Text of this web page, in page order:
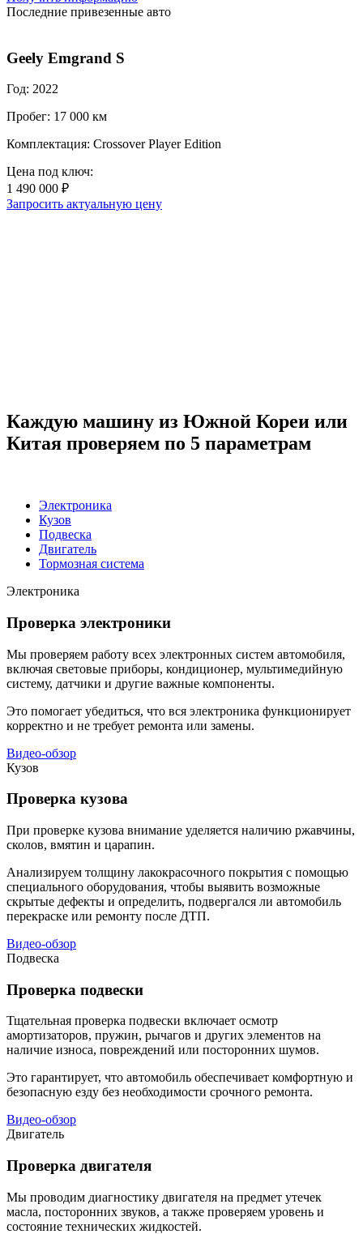
Последние привезенные авто
Geely Emgrand S
Год: 2022
Пробег: 17 000 км
Комплектация: Crossover Player Edition
Цена под ключ:
1 490 000 ₽
Запросить актуальную цену
Каждую машину из Южной Кореи или
Китая проверяем по 5 параметрам
Электроника
Кузов
Подвеска
Двигатель
Тормозная система
Электроника
Проверка электроники
Мы проверяем работу всех электронных систем автомобиля,
включая световые приборы, кондиционер, мультимедийную
систему, датчики и другие важные компоненты.
Это помогает убедиться, что вся электроника функционирует
корректно и не требует ремонта или замены.
Видео-обзор
Кузов
Проверка кузова
При проверке кузова внимание уделяется наличию ржавчины,
сколов, вмятин и царапин.
Анализируем толщину лакокрасочного покрытия с помощью
специального оборудования, чтобы выявить возможные
скрытые дефекты и определить, подвергался ли автомобиль
перекраске или ремонту после ДТП.
Видео-обзор
Подвеска
Проверка подвески
Тщательная проверка подвески включает осмотр
амортизаторов, пружин, рычагов и других элементов на
наличие износа, повреждений или посторонних шумов.
Это гарантирует, что автомобиль обеспечивает комфортную и
безопасную езду без необходимости срочного ремонта.
Видео-обзор
Двигатель
Проверка двигателя
Мы проводим диагностику двигателя на предмет утечек
масла, посторонних звуков, а также проверяем уровень и
состояние технических жидкостей.